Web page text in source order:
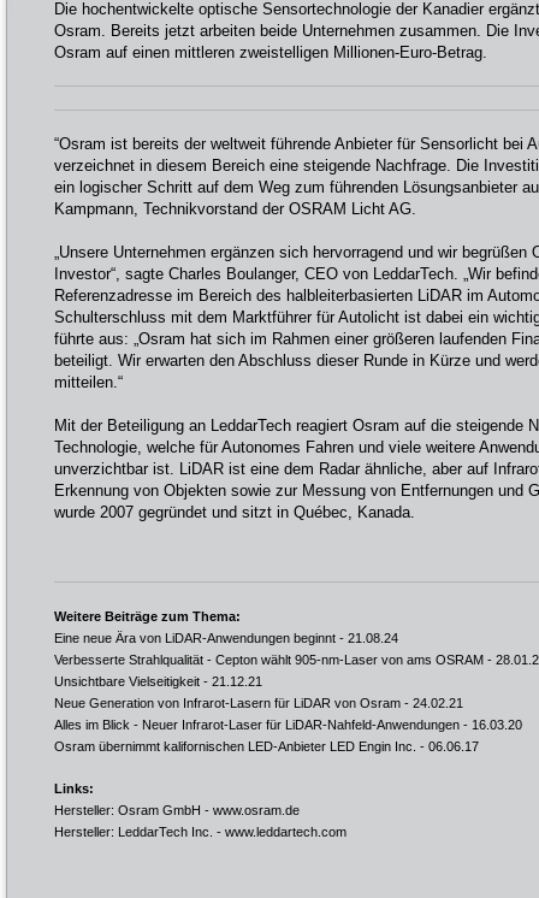
Die hochentwickelte optische Sensortechnologie der Kanadier
Osram. Bereits jetzt arbeiten beide Unternehmen zusammen. Die
Osram auf einen mittleren zweistelligen Millionen-Euro-Betrag.
“Osram ist bereits der weltweit führende Anbieter für Sensorlicht bei
verzeichnet in diesem Bereich eine steigende Nachfrage. Die
ein logischer Schritt auf dem Weg zum führenden Lösungsanbieter
Kampmann, Technikvorstand der OSRAM Licht AG.
„Unsere Unternehmen ergänzen sich hervorragend und wir begrüßen
Investor“, sagte Charles Boulanger, CEO von LeddarTech. „Wir
Referenzadresse im Bereich des halbleiterbasierten LiDAR im
Schulterschluss mit dem Marktführer für Autolicht ist dabei ein
führte aus: „Osram hat sich im Rahmen einer größeren laufenden
beteiligt. Wir erwarten den Abschluss dieser Runde in Kürze und
mitteilen.“
Mit der Beteiligung an LeddarTech reagiert Osram auf die steigende
Technologie, welche für Autonomes Fahren und viele weitere
unverzichtbar ist. LiDAR ist eine dem Radar ähnliche, aber auf
Erkennung von Objekten sowie zur Messung von Entfernungen und
wurde 2007 gegründet und sitzt in Québec, Kanada.
Weitere Beiträge zum Thema:
Eine neue Ära von LiDAR-Anwendungen beginnt - 21.08.24
Verbesserte Strahlqualität - Cepton wählt 905-nm-Laser von ams OSRAM -
Unsichtbare Vielseitigkeit - 21.12.21
Neue Generation von Infrarot-Lasern für LiDAR von Osram - 24.02.21
Alles im Blick - Neuer Infrarot-Laser für LiDAR-Nahfeld-Anwendungen - 16.03.20
Osram übernimmt kalifornischen LED-Anbieter LED Engin Inc. - 06.06.17
Links:
Hersteller: Osram GmbH - www.osram.de
Hersteller: LeddarTech Inc. - www.leddartech.com